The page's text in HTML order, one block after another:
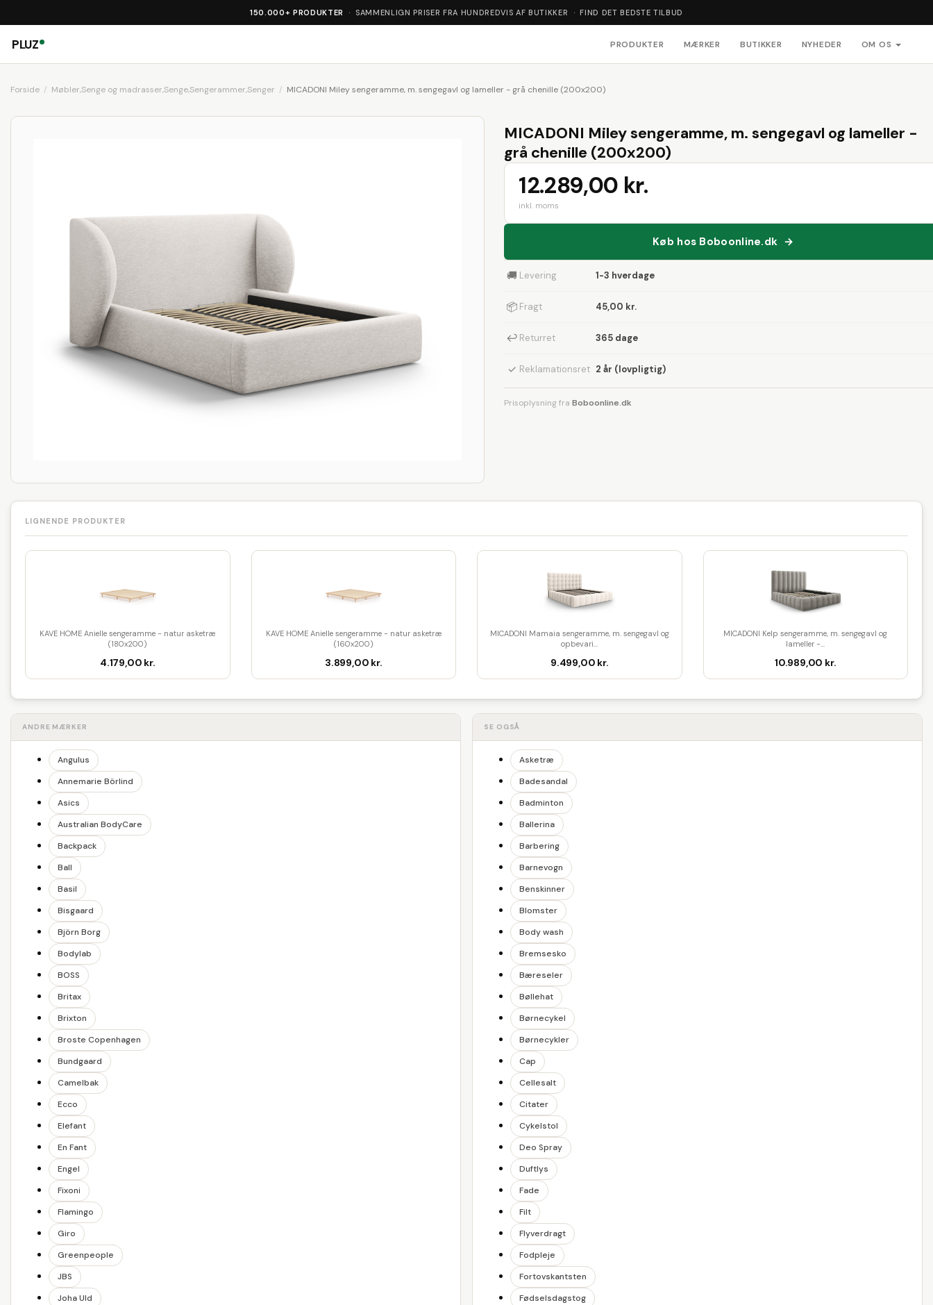
150.000+ PRODUKTER · SAMMENLIGN PRISER FRA HUNDREDVIS AF BUTIKKER · FIND DET BEDSTE TILBUD
PLUZ PRODUKTER MÆRKER BUTIKKER NYHEDER OM OS
Forside Møbler,Senge og madrasser,Senge,Sengerammer,Senger MICADONI Miley sengeramme, m. sengegavl og lameller - grå chenille (200x200)
MICADONI Miley sengeramme, m. sengegavl og lameller -
grå chenille (200x200)
12.289,00 kr.
inkl. moms
Køb hos Boboonline.dk →
🚚 Levering 1-3 hverdage
📦 Fragt 45,00 kr.
↩ Returret 365 dage
✓ Reklamationsret 2 år (lovpligtig)
Prisoplysning fraBoboonline.dk
LIGNENDE PRODUKTER
KAVE HOME Anielle sengeramme - natur asketræ
(180x200)
4.179,00 kr.
KAVE HOME Anielle sengeramme - natur asketræ
(160x200)
3.899,00 kr.
MICADONI Mamaia sengeramme, m. sengegavl og
opbevari...
9.499,00 kr.
MICADONI Kelp sengeramme, m. sengegavl og
lameller -...
10.989,00 kr.
ANDRE MÆRKER
Angulus
Annemarie Börlind
Asics
Australian BodyCare
Backpack
Ball
Basil
Bisgaard
Björn Borg
Bodylab
BOSS
Britax
Brixton
Broste Copenhagen
Bundgaard
Camelbak
Ecco
Elefant
En Fant
Engel
Fixoni
Flamingo
Giro
Greenpeople
JBS
Joha Uld
SE OGSÅ
Asketræ
Badesandal
Badminton
Ballerina
Barbering
Barnevogn
Benskinner
Blomster
Body wash
Bremsesko
Bæreseler
Bøllehat
Børnecykel
Børnecykler
Cap
Cellesalt
Citater
Cykelstol
Deo Spray
Duftlys
Fade
Filt
Flyverdragt
Fodpleje
Fortovskantsten
Fødselsdagstog